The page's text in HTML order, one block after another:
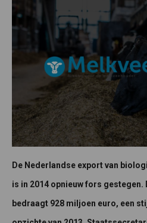
De Nederlandse export van
is in 2014 opnieuw fors gestegen.
bedraagt 928 miljoen euro, een